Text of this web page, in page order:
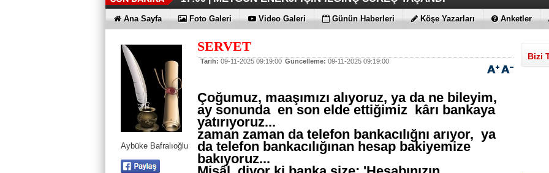
12:17 |THY REKOR KIRMAYI SEVİYOR
12:02 |ÖZEL FİYATLARLA GELDİLER
11:56 |İŞTE HONOR MAGIC V6
11:53 |TECNO'DA YENİLİKLER VAR
Ana Sayfa Foto Galeri Video Galeri Günün Haberleri Köşe Yazarları Anketler
Aybüke Bafralıoğlu
SERVET
Tarih: 09-11-2025 09:19:00 Güncelleme: 09-11-2025 09:19:00
Çoğumuz, maaşımızı alıyoruz, ya da ne bileyim,
ay sonunda en son elde ettiğimiz kârı bankaya
yatırıyoruz...
zaman zaman da telefon bankacılığnı arıyor, ya
da telefon bankacılığınan hesap bakiyemize
bakıyoruz...
Bizi